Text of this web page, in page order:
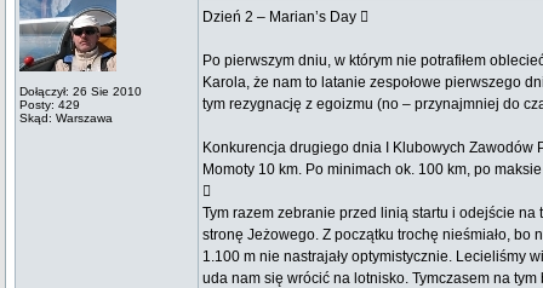
Dołączył: 26 Sie 2010
Posty: 429
Skąd: Warszawa
Dzień 2 – Marian’s Day 
Po pierwszym dniu, w którym nie potrafiłem
Karola, że nam to latanie zespołowe pierwszego
tym rezygnację z egoizmu (no – przynajmniej do
Konkurencja drugiego dnia I Klubowych Zawodów
Momoty 10 km. Po minimach ok. 100 km, po

Tym razem zebranie przed linią startu i odejście
stronę Jeżowego. Z początku trochę nieśmiało,
1.100 m nie nastrajały optymistycznie. Lecieliśmy
uda nam się wrócić na lotnisko. Tymczasem na